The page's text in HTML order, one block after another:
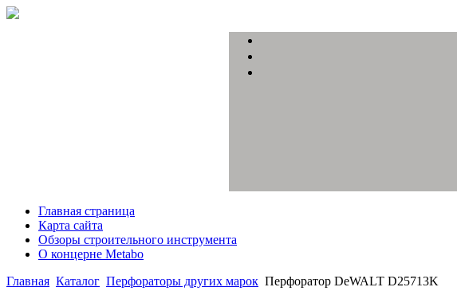
Главная страница
Карта сайта
Обзоры строительного инструмента
О концерне Metabo
Главная Каталог Перфораторы других марок Перфоратор DeWALT D25713K